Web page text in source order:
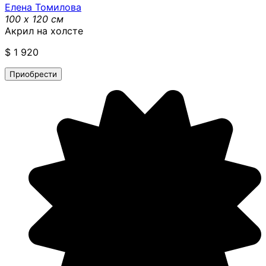
Елена Томилова
100 x 120 см
Акрил на холсте
$ 1 920
Приобрести